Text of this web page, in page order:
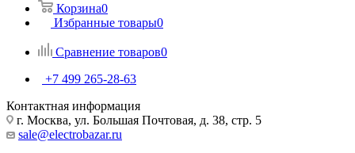
Корзина0
Избранные товары0
Сравнение товаров0
+7 499 265-28-63
Контактная информация
г. Москва, ул. Большая Почтовая, д. 38, стр. 5
sale@electrobazar.ru